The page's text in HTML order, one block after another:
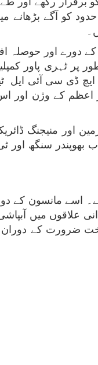
حدود کو آگے
اور حوصلہ
پر ٹہری پاور
ایچ ڈی سی آئی ایل
اعظم کے وژن اور
اور منیجنگ
بھوپندر سنگھ اور
مانسون کے
علاقوں میں